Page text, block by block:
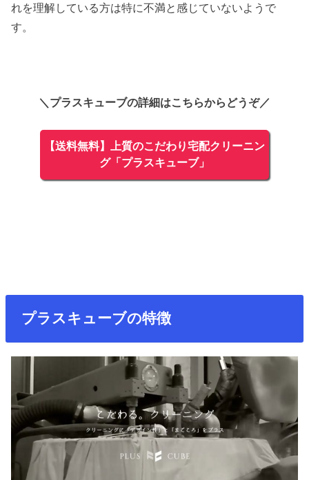
れを理解している方は特に不満と感じていないようで
す。
＼プラスキューブの詳細はこちらからどうぞ／
【送料無料】上質のこだわり宅配クリーニン
グ「プラスキューブ」
プラスキューブの特徴